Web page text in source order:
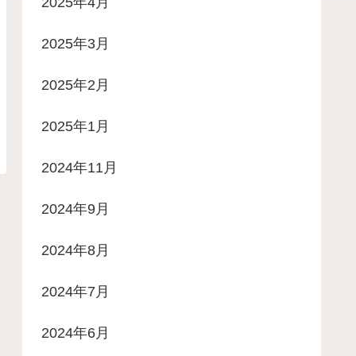
2025年3月
2025年2月
2025年1月
2024年11月
2024年9月
2024年8月
2024年7月
2024年6月